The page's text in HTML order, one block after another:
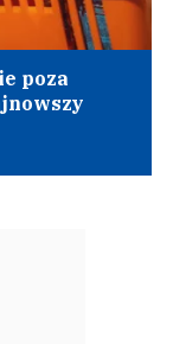
poza